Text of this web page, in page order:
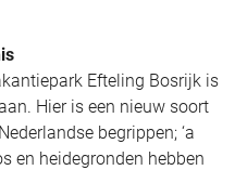
Efteling Bosrijk is
Hier is een nieuw soort
begrippen; ‘a
en heidegronden hebben